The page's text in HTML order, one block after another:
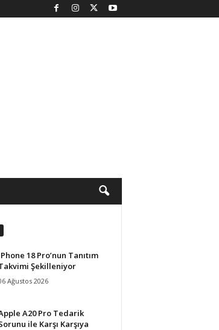
18 Pro’nun Tanıtım
Şekilleniyor
Ağustos 2026
A20 Pro Tedarik
ile Karşı Karşıya